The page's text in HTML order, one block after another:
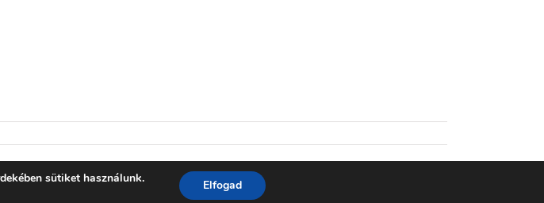
sütiket használunk.
Elfogad